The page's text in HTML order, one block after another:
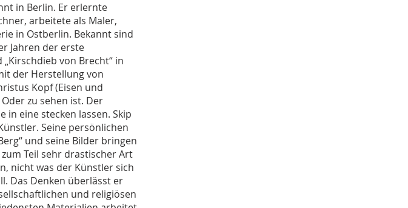
in Berlin. Er erlernte
arbeitete als Maler,
in Ostberlin. Bekannt sind
Jahren der erste
von Brecht“ in
der Herstellung von
Kopf (Eisen und
zu sehen ist. Der
in eine stecken lassen. Skip
Seine persönlichen
und seine Bilder bringen
Teil sehr drastischer Art
nicht was der Künstler sich
Das Denken überlässt er
und religiösen